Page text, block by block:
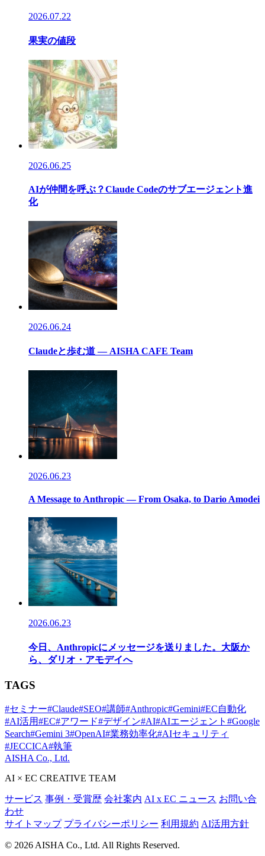
2026.07.22
果実の値段
2026.06.25
AIが仲間を呼ぶ？Claude Codeのサブエージェント進
化
2026.06.24
Claudeと歩む道 — AISHA CAFE Team
2026.06.23
A Message to Anthropic — From Osaka, to Dario Amodei
2026.06.23
今日、Anthropicにメッセージを送りました。大阪か
ら、ダリオ・アモデイへ
TAGS
#セミナー#Claude#SEO#講師#Anthropic#Gemini#EC自動化
#AI活用#EC#アワード#デザイン#AI#AIエージェント #Google
Search#Gemini 3#OpenAI#業務効率化#AIセキュリティ
#JECCICA#執筆
AISHA Co., Ltd.
AI × EC CREATIVE TEAM
サービス 事例・受賞歴 会社案内 AI x EC ニュース お問い合
わせ
サイトマップ プライバシーポリシー 利用規約 AI活用方針
© 2026 AISHA Co., Ltd. All Rights Reserved.